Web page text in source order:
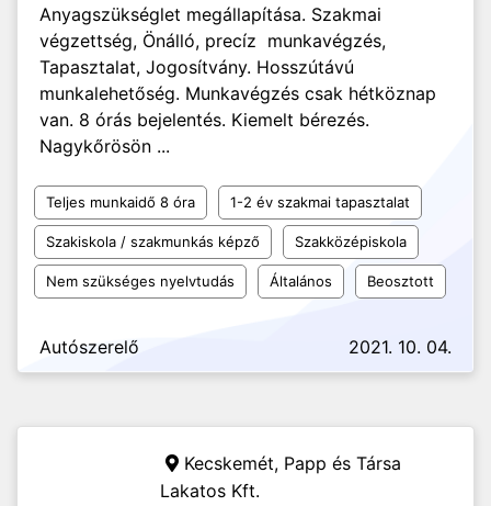
Anyagszükséglet megállapítása. Szakmai
végzettség, Önálló, precíz munkavégzés,
Tapasztalat, Jogosítvány. Hosszútávú
munkalehetőség. Munkavégzés csak hétköznap
van. 8 órás bejelentés. Kiemelt bérezés.
Nagykőrösön ...
Teljes munkaidő 8 óra 1-2 év szakmai tapasztalat
Szakiskola / szakmunkás képző Szakközépiskola
Nem szükséges nyelvtudás Általános Beosztott
Autószerelő 2021. 10. 04.
Kecskemét, Papp és Társa
Lakatos Kft.